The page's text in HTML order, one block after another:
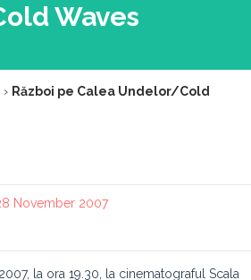
Waves
› Război pe Calea Undelor/Cold
November 2007
la ora 19.30, la cinematograful Scala